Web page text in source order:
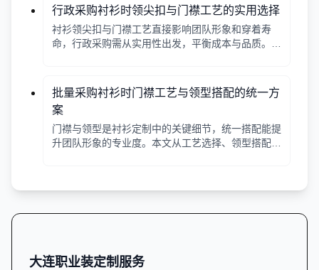
行政采购衬衫时领尖扣与门襟工艺的实用选择
衬衫领尖扣与门襟工艺直接影响团队形象和穿着寿
命，行政采购需从实用性出发，平衡成本与品质。本
批量采购衬衫时门襟工艺与领型搭配的统一方
案
门襟与领型是衬衫定制中的关键细节，统一搭配能提
升团队形象的专业度。本文从工艺选择、领型搭配、
大连职业装定制服务